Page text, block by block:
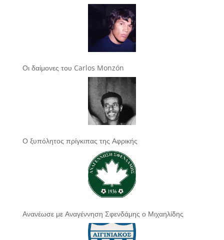
Οι δαίμονες του Carlos Monzón
Ο ξυπόλητος πρίγκιπας της Αφρικής
Ανανέωσε με Αναγέννηση Σφενδάμης ο Μιχαηλίδης